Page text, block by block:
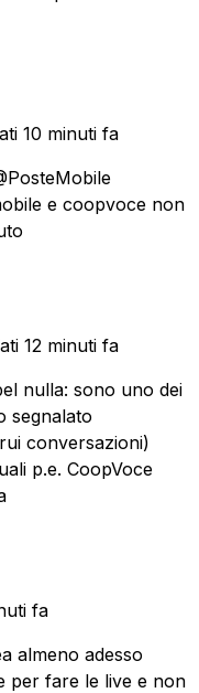
10 minuti fa
e coopvoce non
12 minuti fa
nulla: sono uno dei
segnalato
conversazioni)
p.e. CoopVoce
fa
almeno adesso
per fare le live e non